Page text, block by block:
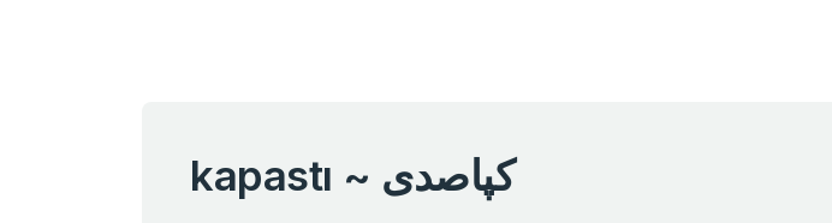
kapastı ~ كپاصدی